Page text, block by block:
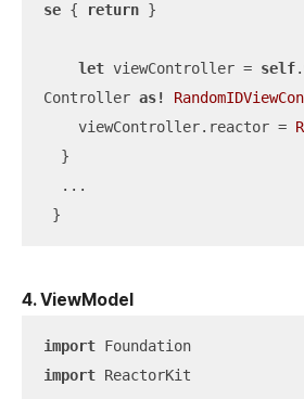
se { return }
let viewController = self
Controller as!
    viewController.reactor
=
...
}
4. ViewModel
import
import ReactorKit